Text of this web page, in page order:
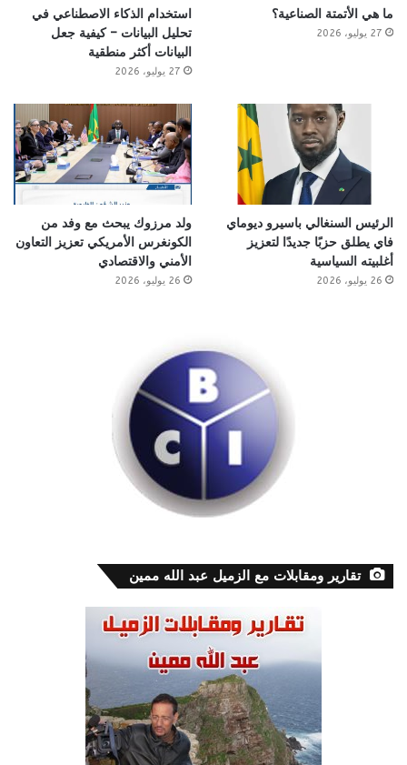
ما هي الأتمتة الصناعية؟
27 يوليو، 2026
استخدام الذكاء الاصطناعي في
تحليل البيانات – كيفية جعل
البيانات أكثر منطقية
27 يوليو، 2026
الرئيس السنغالي باسيرو ديوماي
فاي يطلق حزبًا جديدًا لتعزيز
أغلبيته السياسية
26 يوليو، 2026
ولد مرزوك يبحث مع وفد من
الكونغرس الأمريكي تعزيز التعاون
الأمني والاقتصادي
26 يوليو، 2026
تقارير ومقابلات مع الزميل عبد الله ممين